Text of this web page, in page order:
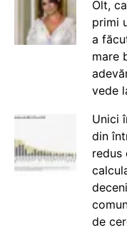
Olt,
primi
a
mare
vede
Unici
din
redus
de